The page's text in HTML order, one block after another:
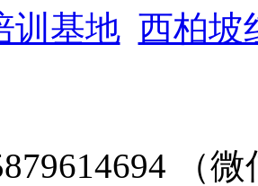
训基地 西柏坡
（